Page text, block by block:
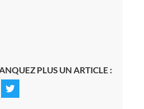
PLUS UN ARTICLE :